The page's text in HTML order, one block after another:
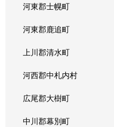
河東郡士幌町
河東郡鹿追町
上川郡清水町
河西郡中札内村
広尾郡大樹町
中川郡幕別町